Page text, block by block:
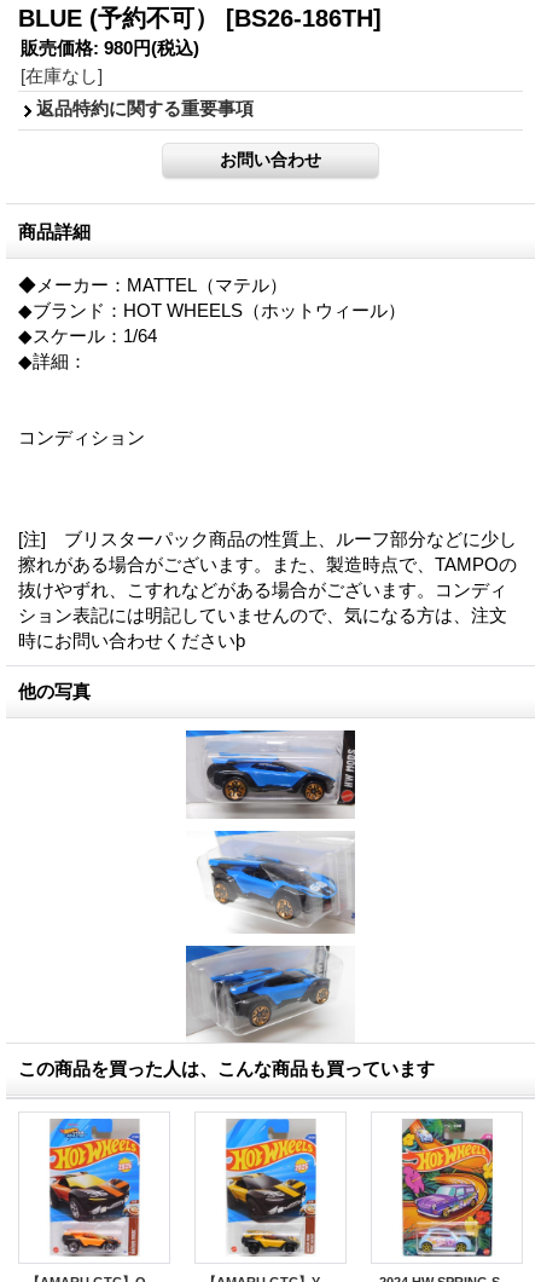
BLUE (予約不可） [BS26-186TH]
販売価格: 980円(税込)
[在庫なし]
返品特約に関する重要事項
商品詳細
◆メーカー：MATTEL（マテル）
◆ブランド：HOT WHEELS（ホットウィール）
◆スケール：1/64
◆詳細：
コンディション
[注] ブリスターパック商品の性質上、ルーフ部分などに少し
擦れがある場合がございます。また、製造時点で、TAMPOの
抜けやずれ、こすれなどがある場合がございます。コンディ
ション表記には明記していませんので、気になる方は、注文
時にお問い合わせくださいϸ
他の写真
この商品を買った人は、こんな商品も買っています